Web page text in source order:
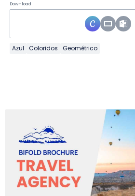
Download
Azul Coloridos Geométrico